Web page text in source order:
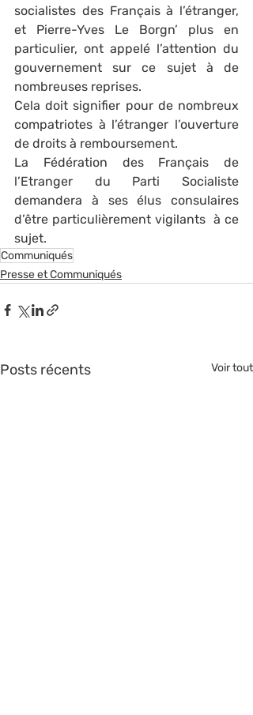
socialistes des Français à l’étranger,
et Pierre-Yves Le Borgn’ plus en
particulier, ont appelé l’attention du
gouvernement sur ce sujet à de
nombreuses reprises.
Cela doit signifier pour de nombreux
compatriotes à l’étranger l’ouverture
de droits à remboursement.
La Fédération des Français de
l’Etranger du Parti Socialiste
demandera à ses élus consulaires
d’être particulièrement vigilants  à ce
sujet.
Communiqués
Presse et Communiqués
Posts récents Voir tout